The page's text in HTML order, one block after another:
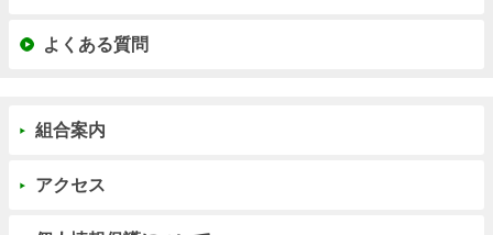
よくある質問
組合案内
アクセス